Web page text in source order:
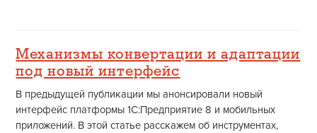
Механизмы конвертации и адаптации
под новый интерфейс
В предыдущей публикации мы анонсировали новый
интерфейс платформы 1С:Предприятие 8 и мобильных
приложений. В этой статье расскажем об инструментах,